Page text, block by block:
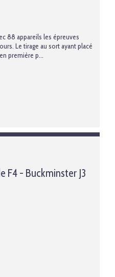
88 appareils les épreuves
Le tirage au sort ayant placé
première p...
F4 - Buckminster J3